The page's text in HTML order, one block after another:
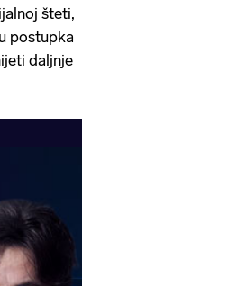
šteti,
postupka
daljnje